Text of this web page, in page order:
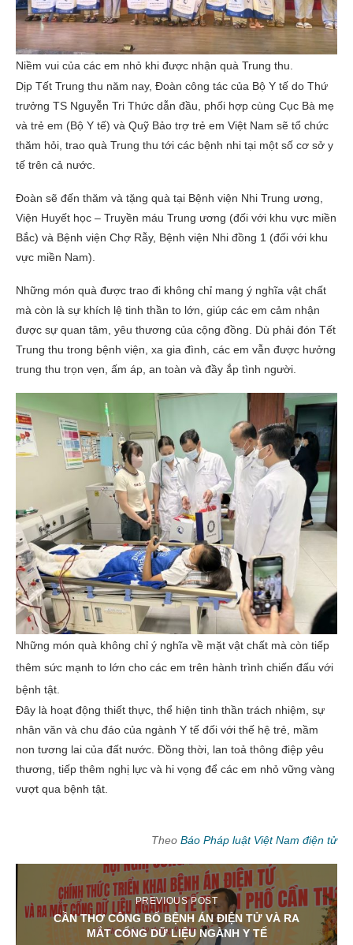
Niềm vui của các em nhỏ khi được nhận quà Trung thu.
Dịp Tết Trung thu năm nay, Đoàn công tác của Bộ Y tế do Thứ
trưởng TS Nguyễn Tri Thức dẫn đầu, phối hợp cùng Cục Bà mẹ
và trẻ em (Bộ Y tế) và Quỹ Bảo trợ trẻ em Việt Nam sẽ tổ chức
thăm hỏi, trao quà Trung thu tới các bệnh nhi tại một số cơ sở y
tế trên cả nước.
Đoàn sẽ đến thăm và tặng quà tại Bệnh viện Nhi Trung ương,
Viện Huyết học – Truyền máu Trung ương (đối với khu vực miền
Bắc) và Bệnh viện Chợ Rẫy, Bệnh viện Nhi đồng 1 (đối với khu
vực miền Nam).
Những món quà được trao đi không chỉ mang ý nghĩa vật chất
mà còn là sự khích lệ tinh thần to lớn, giúp các em cảm nhận
được sự quan tâm, yêu thương của cộng đồng. Dù phải đón Tết
Trung thu trong bệnh viện, xa gia đình, các em vẫn được hưởng
trung thu trọn vẹn, ấm áp, an toàn và đầy ắp tình người.
Những món quà không chỉ ý nghĩa về mặt vật chất mà còn tiếp
thêm sức mạnh to lớn cho các em trên hành trình chiến đấu với
bệnh tật.
Đây là hoạt động thiết thực, thể hiện tinh thần trách nhiệm, sự
nhân văn và chu đáo của ngành Y tế đối với thế hệ trẻ, mầm
non tương lai của đất nước. Đồng thời, lan toả thông điệp yêu
thương, tiếp thêm nghị lực và hi vọng để các em nhỏ vững vàng
vượt qua bệnh tật.
Theo Báo Pháp luật Việt Nam điện tử
PREVIOUS POST
CẦN THƠ CÔNG BỐ BỆNH ÁN ĐIỆN TỬ VÀ RA
MẮT CỔNG DỮ LIỆU NGÀNH Y TẾ